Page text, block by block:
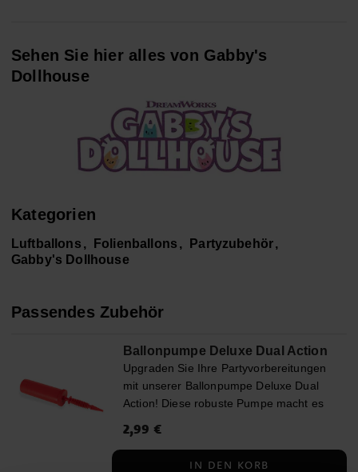
Sehen Sie hier alles von Gabby's
Dollhouse
Kategorien
Luftballons Folienballons
Partyzubehör
Gabby's Dollhouse
Passendes Zubehör
Ballonpumpe Deluxe Dual Action
Upgraden Sie Ihre Partyvorbereitungen
mit unserer Ballonpumpe Deluxe Dual
Action! Diese robuste Pumpe macht es
aufzublasen, und sie kommt in
Preis :2,99 €
2,99 €
IN DEN KORB